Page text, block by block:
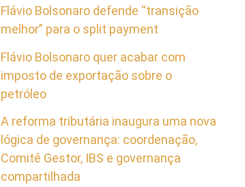
Flávio Bolsonaro defende “transição
melhor” para o split payment
Flávio Bolsonaro quer acabar com
imposto de exportação sobre o
petróleo
A reforma tributária inaugura uma nova
lógica de governança: coordenação,
Comitê Gestor, IBS e governança
compartilhada